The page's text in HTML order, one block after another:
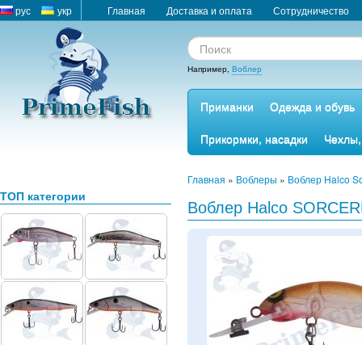
рус укр Главная Доставка и оплата Сотрудничество
Например, Воблер
Приманки
Одежда и обувь
Прикормки, насадки
ТОП категории
Главная » Воблеры » Воблер Halco
Воблер Halco